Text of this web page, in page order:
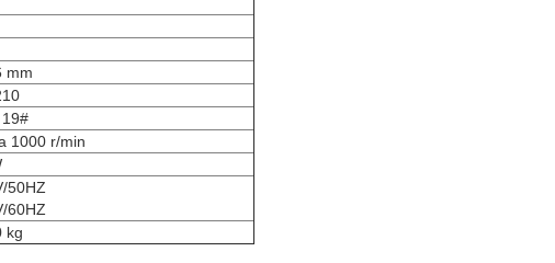
mm
1000 r/min
50HZ
60HZ
kg